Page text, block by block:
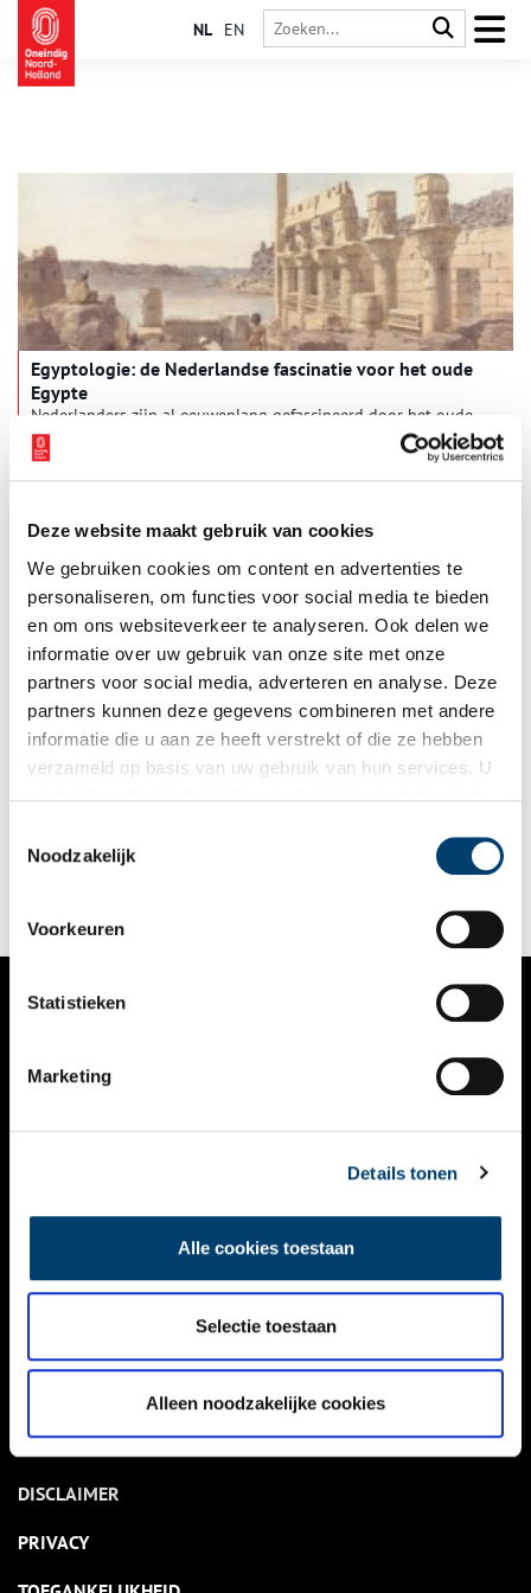
Deze website maakt gebruik van cookies
We gebruiken cookies om content en advertenties te
personaliseren, om functies voor social media te bieden
en om ons websiteverkeer te analyseren. Ook delen we
informatie over uw gebruik van onze site met onze
partners voor social media, adverteren en analyse. Deze
partners kunnen deze gegevens combineren met andere
informatie die u aan ze heeft verstrekt of die ze hebben
verzameld op basis van uw gebruik van hun services. U
Noodzakelijk
Voorkeuren
Statistieken
Marketing
Details tonen
Alle cookies toestaan
Selectie toestaan
Alleen noodzakelijke cookies
NL EN
Egyptologie: de Nederlandse fascinatie voor het oude
Egypte
Nederlanders zijn al eeuwenlang gefascineerd door het oude
Egypte. De indrukwekkende piramides, mysterieuze
koningsgraven en het raadselachtige hiërogliefenschrift
spraken ook vroeger al erg tot de verbeelding. In de
daarom beeldjes en artefacten voor hun rariteitenkabinetten.
Vanaf de negentiende eeuw kreeg die belangstelling een
steeds serieuzer karakter en kwam de egyptologie op om de
oude cultuur op een wetenschappelijk manier te bestuderen.
Doggerland: Atlantis van de Noordzee
Het Noord-Hollandse landschap is een betrekkelijk jong
gebied, opgebouwd uit zand, klei en veen. Wind en water
kustgebied van de provincie. Maar dat is niet altijd zo geweest.
Honderdduizenden jaren geleden was het gebied tussen
Doggerland. Een rijk landschap, waar mammoeten en mensen
naast elkaar leefden.
NIEUWS
KALENDER
ACTIVITEITEN
NIEUWSBRIEF
DISCLAIMER
PRIVACY